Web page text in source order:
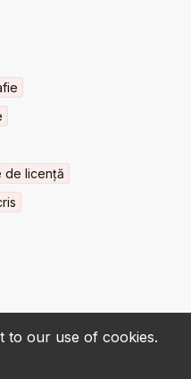
to our use of cookies.
de licență